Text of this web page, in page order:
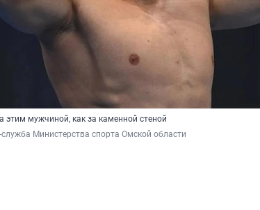
этим мужчиной, как за каменной стеной
служба Министерства спорта Омской области